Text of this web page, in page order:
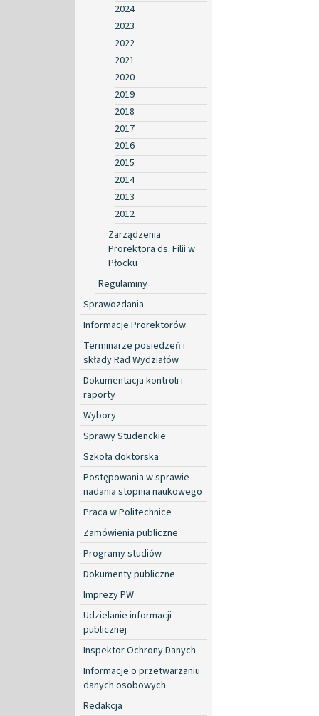
2024
2023
2022
2021
2020
2019
2018
2017
2016
2015
2014
2013
2012
Zarządzenia
Prorektora ds. Filii w
Płocku
Regulaminy
Sprawozdania
Informacje Prorektorów
Terminarze posiedzeń i
składy Rad Wydziałów
Dokumentacja kontroli i
raporty
Wybory
Sprawy Studenckie
Szkoła doktorska
Postępowania w sprawie
nadania stopnia naukowego
Praca w Politechnice
Zamówienia publiczne
Programy studiów
Dokumenty publiczne
Imprezy PW
Udzielanie informacji
publicznej
Inspektor Ochrony Danych
Informacje o przetwarzaniu
danych osobowych
Redakcja